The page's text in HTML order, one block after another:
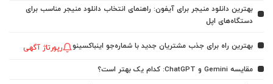
بهترین دانلود منیجر برای آیفون: راهنمای انتخاب دانلود منیجر مناسب برای
دستگاه‌های اپل
بهترین راه برای جذب مشتریان جدید با شماره‌جو اینباکسینو رپورتاژ آگهی
مقایسه Gemini و ChatGPT: کدام یک بهتر است؟